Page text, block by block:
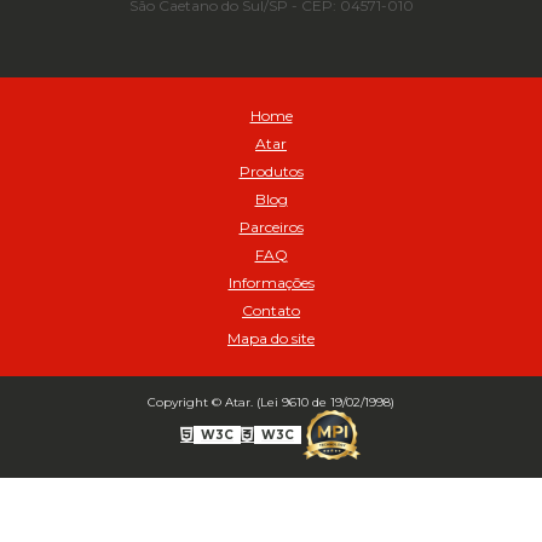
Automático para compressor 125 a 175 libras - Cod 02206
Avental de Raspa sem Emenda 1,2mt - Cod 01925
Balanceamento automatico SBBA - 282 pacote com 282g - Cod
Balanceamento Automático SBBA 113 Pacote com 113g - Cod 03197
Balanceamento Automático SBBA- 340 Pacote com 340g - Cod
BICO INF DUPLO LONGO CURVO 90 1295LC - cod 03631
Bico Inflador Duplo 300 mm - Cod 03245
Bico Inflador Duplo 825 L Schweers - Cod 00207
Bico Inflador Duplo sem Retenção 0506 Schweers - Cod 02638
São Caetano do Sul/SP - CEP: 04571-010
Home
Atar
Produtos
Blog
Parceiros
FAQ
Informações
Contato
Mapa do site
Copyright © Atar. (Lei 9610 de 19/02/1998)
W3C W3C